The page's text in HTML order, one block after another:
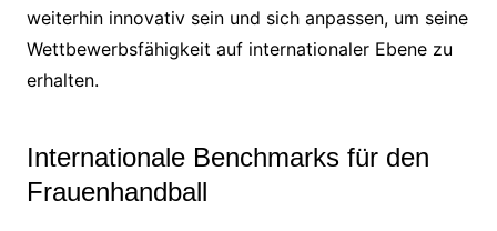
weiterhin innovativ sein und sich anpassen, um seine
Wettbewerbsfähigkeit auf internationaler Ebene zu
erhalten.
Internationale Benchmarks für den
Frauenhandball